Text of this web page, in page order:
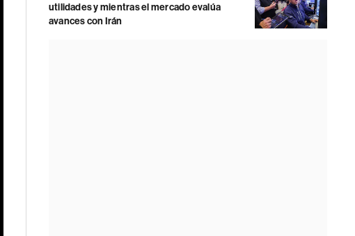
utilidades y mientras el mercado evalúa
avances con Irán